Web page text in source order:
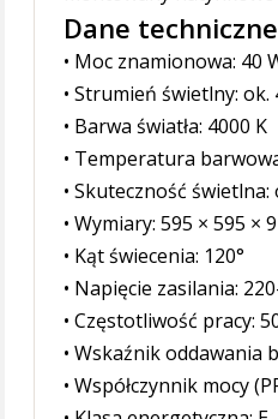
Dane techniczne
• Moc znamionowa: 40
• Strumień świetlny: ok.
• Barwa światła: 4000 K
• Temperatura
• Skuteczność
• Wymiary: 595 × 595 ×
• Kąt świecenia: 120°
• Napięcie zasilania:
• Częstotliwość pracy:
• Wskaźnik oddawania
• Współczynnik mocy